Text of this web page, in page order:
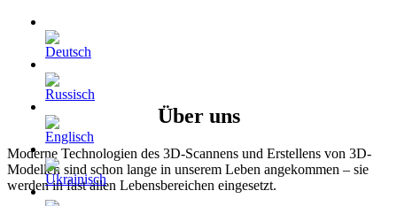
Über uns
Moderne Technologien des 3D-Scannens und Erstellens von 3D-
Modellen sind schon lange in unserem Leben angekommen – sie
werden in fast allen Lebensbereichen eingesetzt.